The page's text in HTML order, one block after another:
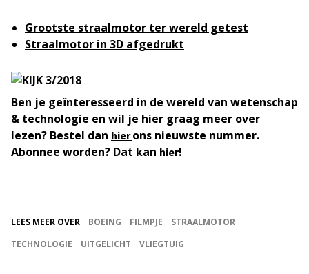
Grootste straalmotor ter wereld getest
Straalmotor in 3D afgedrukt
Ben je geïnteresseerd in de wereld van wetenschap
& technologie en wil je hier graag meer over
lezen? Bestel dan hierons nieuwste nummer.
Abonnee worden? Dat kan hier!
LEES MEER OVER BOEING FILMPJE
STRAALMOTOR
TECHNOLOGIE
UITGELICHT VLIEGTUIG